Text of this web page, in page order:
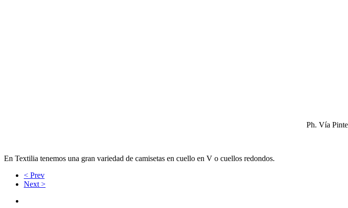
Ph. Vía
En Textilia tenemos una gran variedad de camisetas en cuello en V o cuellos redondos.
< Prev
Next >